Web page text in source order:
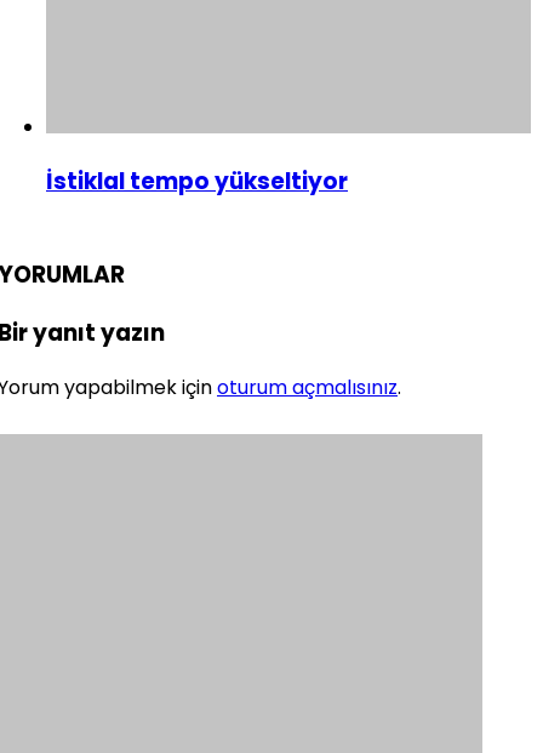
İstiklal tempo yükseltiyor
yanıt yazın
yapabilmek içinoturum açmalısınız.